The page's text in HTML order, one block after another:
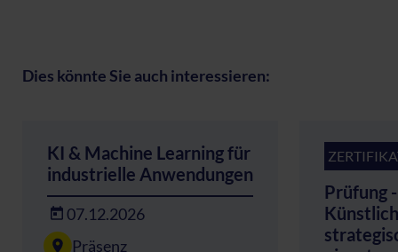
Dies könnte Sie auch interessieren:
KI & Machine Learning für
industrielle Anwendungen
07.12.2026
Präsenz
Prüfung